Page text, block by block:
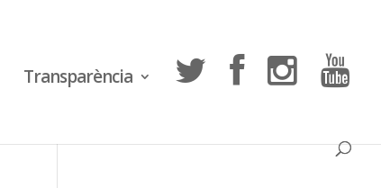
Transparència